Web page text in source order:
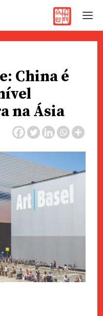
China é
na Ásia